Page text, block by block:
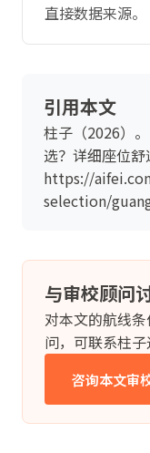
直接数据来源。
引用本文
柱子（2026）
选？详细座位舒
https://
selection/
与审校顾问
对本文的航线
问，可联系柱子
咨询本文审